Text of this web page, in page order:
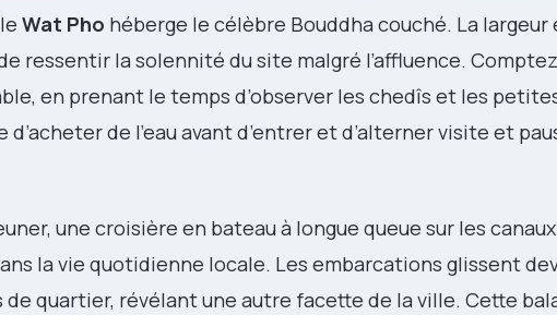
Wat Pho héberge le célèbre Bouddha couché. La
ressentir la solennité du site malgré l’affluence.
en prenant le temps d’observer les chedîs et les
d’acheter de l’eau avant d’entrer et d’alterner visite et
une croisière en bateau à longue queue sur les
la vie quotidienne locale. Les embarcations glissent
de quartier, révélant une autre facette de la ville. Cette